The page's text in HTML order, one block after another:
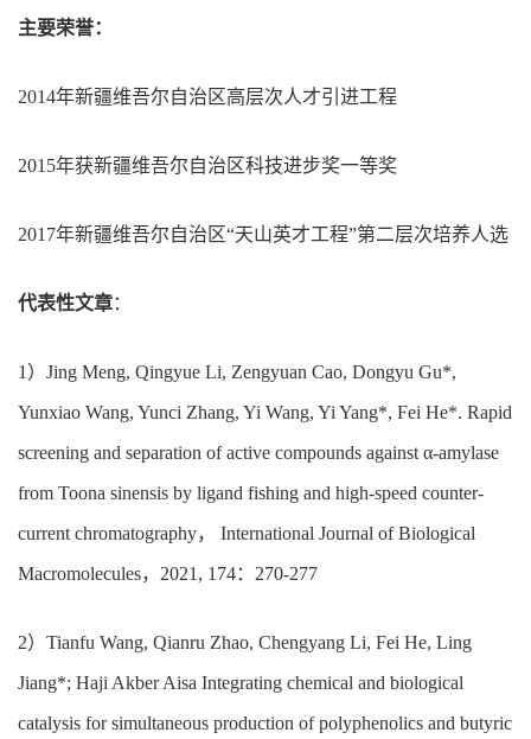
主要荣誉：
2014年新疆维吾尔自治区高层次人才引进工程
2015年获新疆维吾尔自治区科技进步奖一等奖
2017年新疆维吾尔自治区“天山英才工程”第二层次培养人选
代表性文章：
1） Jing Meng, Qingyue Li, Zengyuan Cao, Dongyu Gu*,
Yunxiao Wang, Yunci Zhang, Yi Wang, Yi Yang*, Fei He*. Rapid
screening and separation of active compounds against α-amylase
from Toona sinensis by ligand fishing and high-speed counter-
current chromatography，
International Journal of Biological
Macromolecules， 2021, 174： 270-277
2） Tianfu Wang, Qianru Zhao, Chengyang Li, Fei He, Ling
Jiang*; Haji Akber Aisa Integrating chemical and biological
catalysis for simultaneous production of polyphenolics and butyric